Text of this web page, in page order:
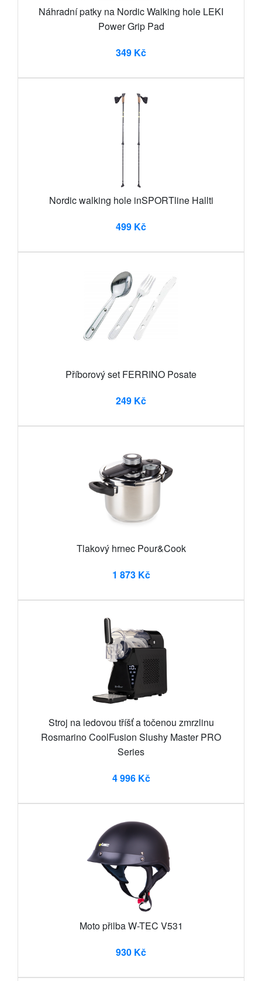
Náhradní patky na Nordic Walking hole LEKI
Power Grip Pad
349 Kč
Nordic walking hole inSPORTline Hallti
499 Kč
Příborový set FERRINO Posate
249 Kč
Tlakový hrnec Pour&Cook
1 873 Kč
Stroj na ledovou tříšť a točenou zmrzlinu
Rosmarino CoolFusion Slushy Master PRO
Series
4 996 Kč
Moto přilba W-TEC V531
930 Kč